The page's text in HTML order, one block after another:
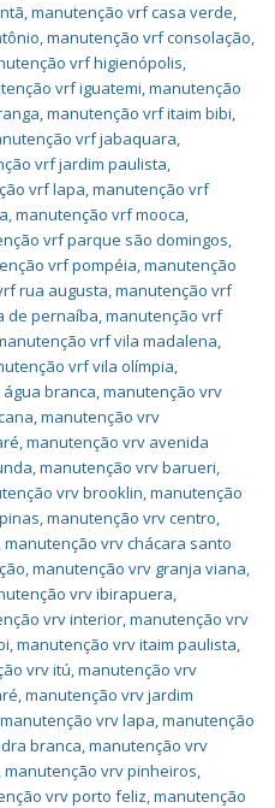
,manutenção vrf casa verde,
,manutenção vrf consolação,
vrf higienópolis,
vrf iguatemi,manutenção
,manutenção vrf itaim bibi,
vrf jabaquara,
vrf jardim paulista,
vrf lapa,manutenção vrf
,manutenção vrf mooca,
vrf parque são domingos,
vrf pompéia,manutenção
rua augusta,manutenção vrf
de pernaíba,manutenção vrf
vrf vila madalena,
vrf vila olímpia,
branca,manutenção vrv
,manutenção vrv
,manutenção vrv avenida
,manutenção vrv barueri,
vrv brooklin,manutenção
,manutenção vrv centro,
,manutenção vrv chácara santo
,manutenção vrv granja viana,
vrv ibirapuera,
vrv interior,manutenção vrv
,manutenção vrv itaim paulista,
vrv itú,manutenção vrv
,manutenção vrv jardim
manutenção vrv lapa,manutenção
branca,manutenção vrv
,manutenção vrv pinheiros,
vrv porto feliz,manutenção